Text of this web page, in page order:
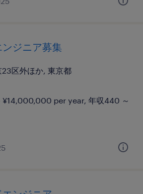
ジニア募集
区外ほか, 東京都
per year, 年収440 ～